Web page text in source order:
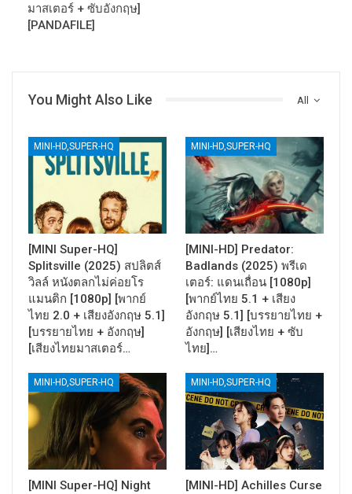
มาสเตอร์ + ซับอังกฤษ]
[PANDAFILE]
All
You Might Also Like
MINI-HD,SUPER-HQ
[MINI Super-HQ]
Splitsville (2025) สปลิตส์
วิลล์ หนังตลกไม่ค่อยโร
แมนติก [1080p] [พากย์
ไทย 2.0 + เสียงอังกฤษ 5.1]
[บรรยายไทย + อังกฤษ]
[เสียงไทยมาสเตอร์…
MINI-HD,SUPER-HQ
[MINI-HD] Predator:
Badlands (2025) พรีเด
เตอร์: แดนเถื่อน [1080p]
[พากย์ไทย 5.1 + เสียง
อังกฤษ 5.1] [บรรยายไทย +
อังกฤษ] [เสียงไทย + ซับ
ไทย]…
MINI-HD,SUPER-HQ
[MINI Super-HQ] Night
MINI-HD,SUPER-HQ
[MINI-HD] Achilles Curse